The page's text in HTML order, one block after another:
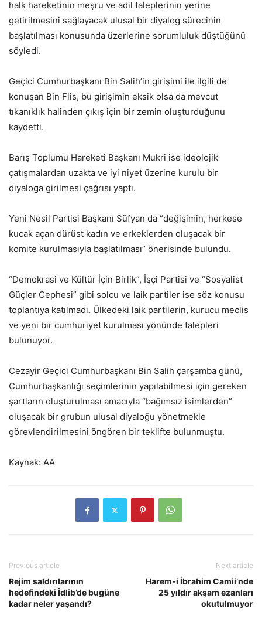
halk hareketinin meşru ve adil taleplerinin yerine
getirilmesini sağlayacak ulusal bir diyalog sürecinin
başlatılması konusunda üzerlerine sorumluluk düştüğünü
söyledi.
Geçici Cumhurbaşkanı Bin Salih’in girişimi ile ilgili de
konuşan Bin Flis, bu girişimin eksik olsa da mevcut
tıkanıklık halinden çıkış için bir zemin oluşturduğunu
kaydetti.
Barış Toplumu Hareketi Başkanı Mukri ise ideolojik
çatışmalardan uzakta ve iyi niyet üzerine kurulu bir
diyaloga girilmesi çağrısı yaptı.
Yeni Nesil Partisi Başkanı Süfyan da “değişimin, herkese
kucak açan dürüst kadın ve erkeklerden oluşacak bir
komite kurulmasıyla başlatılması” önerisinde bulundu.
“Demokrasi ve Kültür İçin Birlik”, İşçi Partisi ve “Sosyalist
Güçler Cephesi” gibi solcu ve laik partiler ise söz konusu
toplantıya katılmadı. Ülkedeki laik partilerin, kurucu meclis
ve yeni bir cumhuriyet kurulması yönünde talepleri
bulunuyor.
Cezayir Geçici Cumhurbaşkanı Bin Salih çarşamba günü,
Cumhurbaşkanlığı seçimlerinin yapılabilmesi için gereken
şartların oluşturulması amacıyla “bağımsız isimlerden”
oluşacak bir grubun ulusal diyaloğu yönetmekle
görevlendirilmesini öngören bir teklifte bulunmuştu.
Kaynak: AA
Previous article
Rejim saldırılarının
hedefindeki İdlib’de bugüne
kadar neler yaşandı?
Next article
Harem-i İbrahim Camii’nde
25 yıldır akşam ezanları
okutulmuyor